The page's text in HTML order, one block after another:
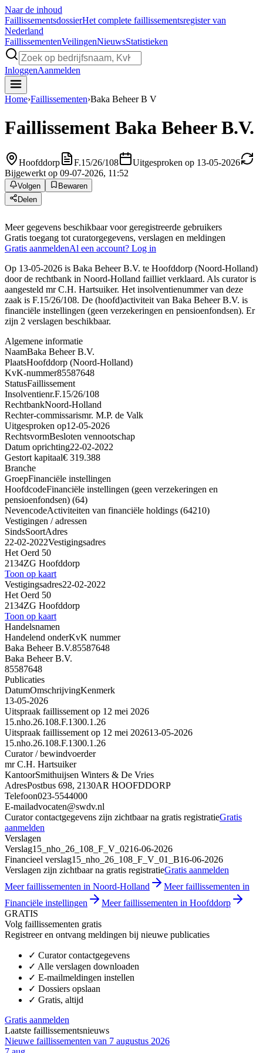
Naar de inhoud
FaillissementsdossierHet complete faillissementsregister van
Nederland
FaillissementenVeilingenNieuwsStatistieken
InloggenAanmelden
Home›Faillissementen›Baka Beheer B V
Faillissement Baka Beheer B.V.
Hoofddorp F.15/26/108
Uitgesproken op 13-05-2026
Bijgewerkt op 09-07-2026, 11:52
Volgen
Bewaren
Delen
Meer gegevens beschikbaar voor geregistreerde gebruikers
Gratis toegang tot curatorgegevens, verslagen en meldingen
Gratis aanmeldenAl een account? Log in
Op 13-05-2026 is Baka Beheer B.V. te Hoofddorp (Noord-Holland)
door de rechtbank in Noord-Holland failliet verklaard. Als curator is
aangesteld mr C.H. Hartsuiker. Het insolventienummer van deze
zaak is F.15/26/108. De (hoofd)activiteit van Baka Beheer B.V. is
financiële instellingen (geen verzekeringen en pensioenfondsen). Er
zijn 2 verslagen beschikbaar.
Algemene informatie
NaamBaka Beheer B.V.
PlaatsHoofddorp (Noord-Holland)
KvK-nummer85587648
StatusFaillissement
Insolventienr.F.15/26/108
RechtbankNoord-Holland
Rechter-commissarismr. M.P. de Valk
Uitgesproken op12-05-2026
RechtsvormBesloten vennootschap
Datum oprichting22-02-2022
Gestort kapitaal€ 319.388
Branche
GroepFinanciële instellingen
HoofdcodeFinanciële instellingen (geen verzekeringen en
pensioenfondsen) (64)
NevencodeActiviteiten van financiële holdings (64210)
Vestigingen / adressen
SindsSoortAdres
22-02-2022Vestigingsadres
Het Oerd 50
2134ZG Hoofddorp
Toon op kaart
Vestigingsadres22-02-2022
Het Oerd 50
2134ZG Hoofddorp
Toon op kaart
Handelsnamen
Handelend onderKvK nummer
Baka Beheer B.V.85587648
Baka Beheer B.V.
85587648
Publicaties
DatumOmschrijvingKenmerk
13-05-2026
Uitspraak faillissement op 12 mei 2026
15.nho.26.108.F.1300.1.26
Uitspraak faillissement op 12 mei 202613-05-2026
15.nho.26.108.F.1300.1.26
Curator / bewindvoerder
mr C.H. Hartsuiker
KantoorSmithuijsen Winters & De Vries
AdresPostbus 698, 2130AR HOOFDDORP
Telefoon023-5544000
E-mailadvocaten@swdv.nl
Curator contactgegevens zijn zichtbaar na gratis registratieGratis
aanmelden
Verslagen
Verslag15_nho_26_108_F_V_0216-06-2026
Financieel verslag15_nho_26_108_F_V_01_B16-06-2026
Verslagen zijn zichtbaar na gratis registratieGratis aanmelden
Meer faillissementen in Noord-Holland
Meer faillissementen in
Financiële instellingen
Meer faillissementen in Hoofddorp
GRATIS
Volg faillissementen gratis
Registreer en ontvang meldingen bij nieuwe publicaties
✓ Curator contactgegevens
✓ Alle verslagen downloaden
✓ E-mailmeldingen instellen
✓ Dossiers opslaan
✓ Gratis, altijd
Gratis aanmelden
Laatste faillissementsnieuws
Nieuwe faillissementen van 7 augustus 2026